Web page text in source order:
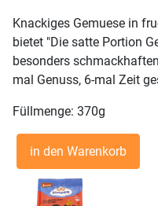
Knackiges Gemuese in
bietet "Die satte Portion
besonders
mal Genuss, 6-mal Zeit
Füllmenge: 370g